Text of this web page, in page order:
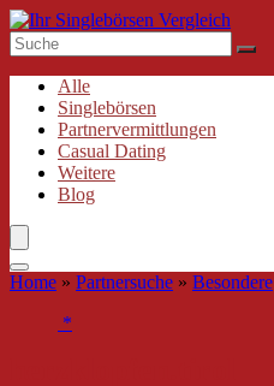
Alle
Singlebörsen
Partnervermittlungen
Casual Dating
Weitere
Blog
Home » Partnersuche » Besondere